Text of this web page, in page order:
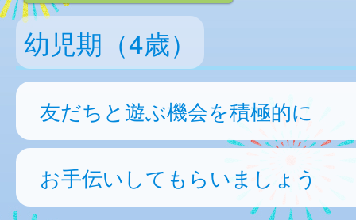
幼児期（4歳）
友だちと遊ぶ機会を積極的に
お手伝いしてもらいましょう